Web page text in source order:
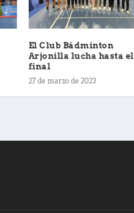
El Club Bádminton
Arjonilla lucha hasta el
final
27 de marzo de 2023